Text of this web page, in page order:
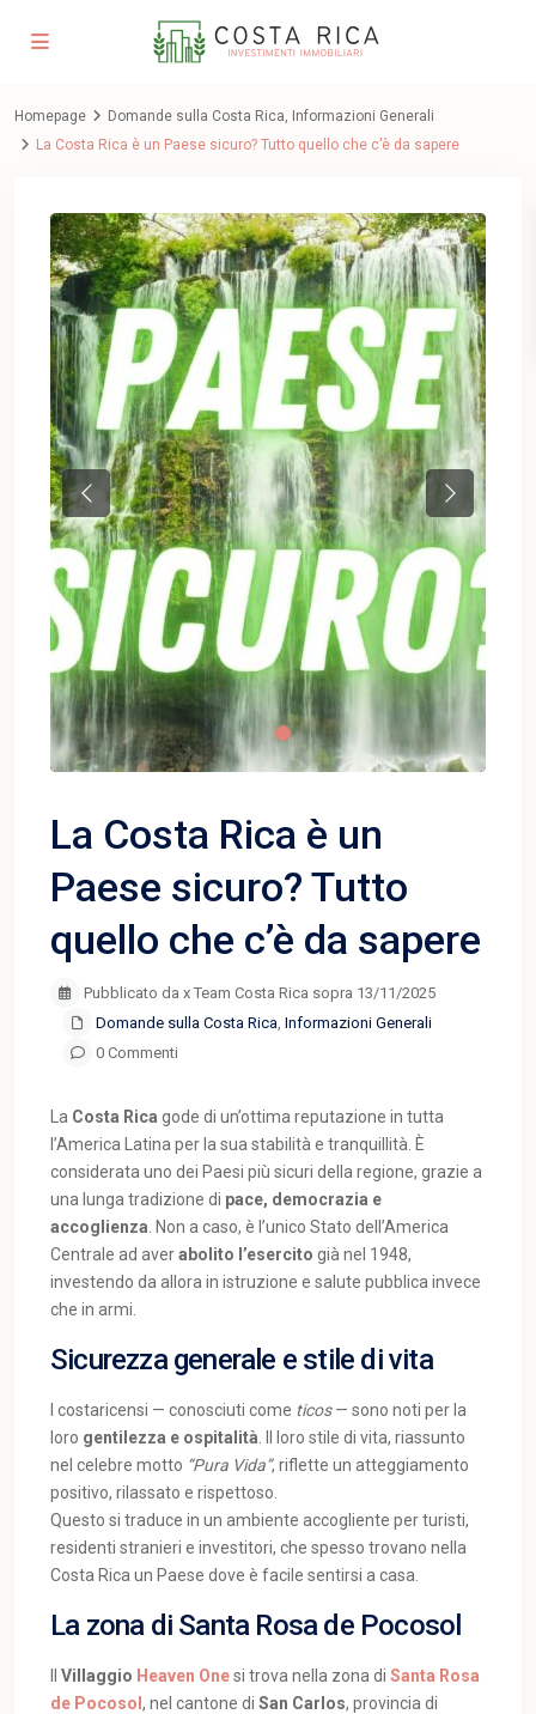
Homepage Domande sulla Costa Rica, Informazioni Generali
La Costa Rica è un Paese sicuro? Tutto quello che c’è da sapere
Previous Next
La Costa Rica è un
Paese sicuro? Tutto
quello che c’è da sapere
Pubblicato da x Team Costa Rica sopra 13/11/2025
Domande sulla Costa Rica, Informazioni Generali
0 Commenti
La Costa Rica gode di un’ottima reputazione in tutta
l’America Latina per la sua stabilità e tranquillità. È
considerata uno dei Paesi più sicuri della regione, grazie a
una lunga tradizione di pace, democrazia e
accoglienza . Non a caso, è l’unico Stato dell’America
Centrale ad averabolito l’esercito già nel 1948,
investendo da allora in istruzione e salute pubblica invece
che in armi.
Sicurezza generale e stile di vita
I costaricensi — conosciuti come ticos— sono noti per la
loro gentilezza e ospitalità . Il loro stile di vita, riassunto
nel celebre motto “Pura Vida”, riflette un atteggiamento
positivo, rilassato e rispettoso.
Questo si traduce in un ambiente accogliente per turisti,
residenti stranieri e investitori, che spesso trovano nella
Costa Rica un Paese dove è facile sentirsi a casa.
La zona di Santa Rosa de Pocosol
Villaggio Heaven Onesi trova nella zona di Santa Rosa
de Pocosol , nel cantone di San Carlos, provincia di